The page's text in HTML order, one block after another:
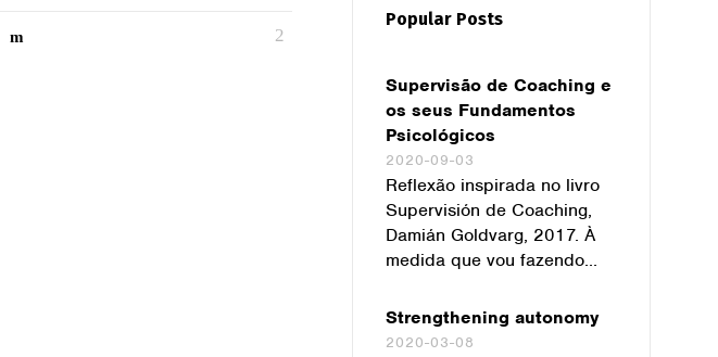
Popular Posts
Supervisão de Coaching e
os seus Fundamentos
Psicológicos
2020-09-03
Reflexão inspirada no livro
Supervisión de Coaching,
Damián Goldvarg, 2017. À
medida que vou fazendo...
Strengthening autonomy
2020-03-08